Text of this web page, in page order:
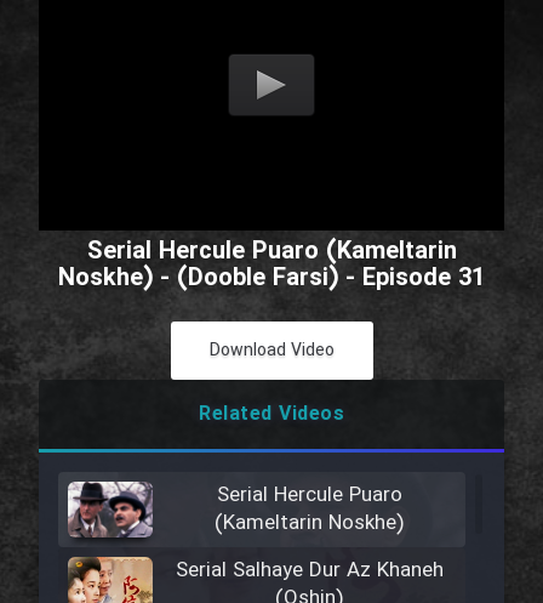
Serial Hercule Puaro (Kameltarin
Noskhe) - (Dooble Farsi) - Episode 31
Download Video
Related Videos
Serial Hercule Puaro
(Kameltarin Noskhe)
Serial Salhaye Dur Az Khaneh